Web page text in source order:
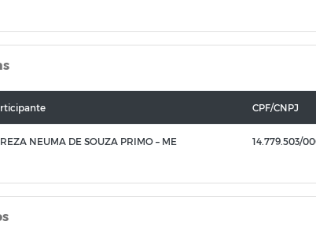
CPF/CNPJ
NEUMA DE SOUZA PRIMO – ME 14.779.503/